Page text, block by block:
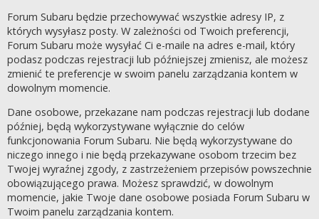
Forum Subaru będzie przechowywać wszystkie adresy IP, z
których wysyłasz posty. W zależności od Twoich preferencji,
Forum Subaru może wysyłać Ci e-maile na adres e-mail, który
podasz podczas rejestracji lub późniejszej zmienisz, ale możesz
zmienić te preferencje w swoim panelu zarządzania kontem w
dowolnym momencie.
Dane osobowe, przekazane nam podczas rejestracji lub dodane
później, będą wykorzystywane wyłącznie do celów
funkcjonowania Forum Subaru. Nie będą wykorzystywane do
niczego innego i nie będą przekazywane osobom trzecim bez
Twojej wyraźnej zgody, z zastrzeżeniem przepisów powszechnie
obowiązującego prawa. Możesz sprawdzić, w dowolnym
momencie, jakie Twoje dane osobowe posiada Forum Subaru w
Twoim panelu zarządzania kontem.